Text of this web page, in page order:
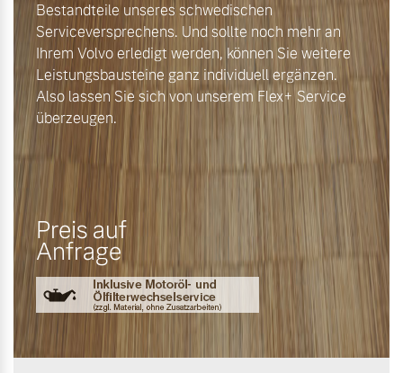
Bestandteile unseres schwedischen
Serviceversprechens. Und sollte noch mehr an
Ihrem Volvo erledigt werden, können Sie weitere
Leistungsbausteine ganz individuell ergänzen.
Also lassen Sie sich von unserem Flex+ Service
überzeugen.
Preis auf
Anfrage